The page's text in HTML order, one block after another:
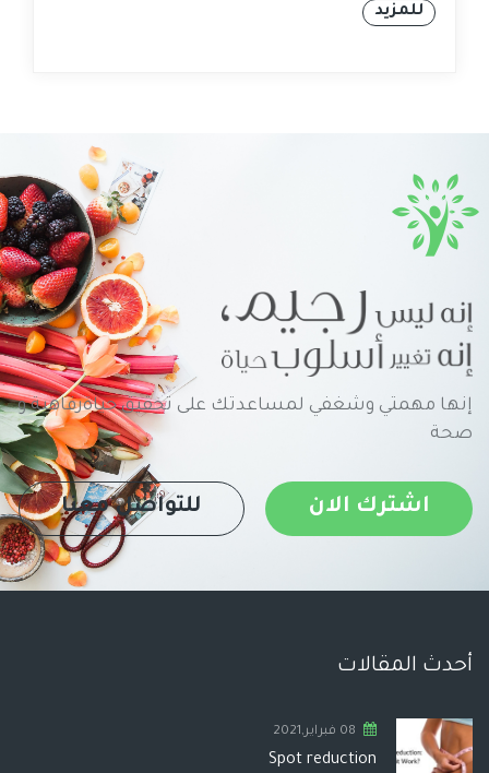
إنها مهمتي وشغفي لمساعدتك على تحقيق حياةرفاهية و
صحة
اشترك الان للتواصل معنا
أحدث المقالات
08 فبراير,2021
Spot reduction